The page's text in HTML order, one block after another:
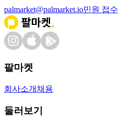
palmarket@palmarket.io민원 접수
팔마켓
회사소개 채용
둘러보기